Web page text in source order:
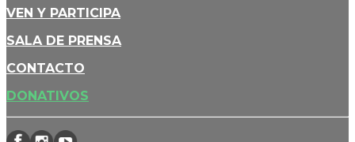
VEN Y PARTICIPA
SALA DE PRENSA
CONTACTO
DONATIVOS